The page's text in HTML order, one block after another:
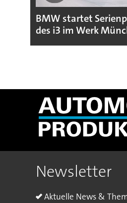
BMW startet
des i3 im Werk
Newsletter
Aktuelle News &